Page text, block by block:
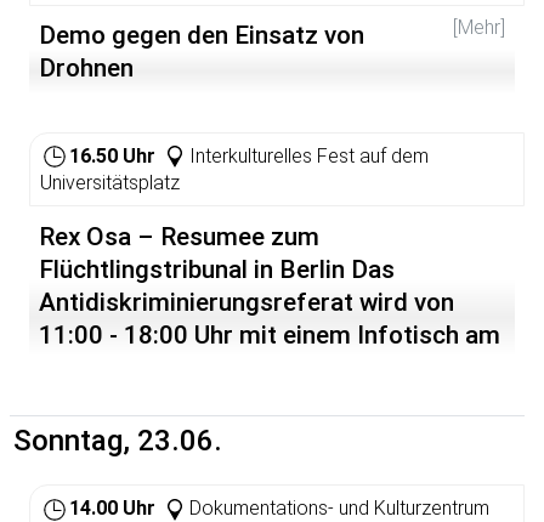
[Mehr]
Demo gegen den Einsatz von
Drohnen
16.50 Uhr
Interkulturelles Fest auf dem
Universitätsplatz
Rex Osa – Resumee zum
Flüchtlingstribunal in Berlin Das
Antidiskriminierungsreferat wird von
11:00 - 18:00 Uhr mit einem Infotisch am
Sonntag, 23.06.
14.00 Uhr
Dokumentations- und Kulturzentrum